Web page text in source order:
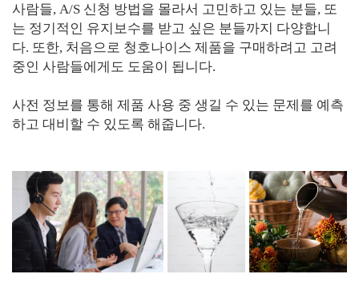
사람들, A/S 신청 방법을 몰라서 고민하고 있는 분들, 또
는 정기적인 유지보수를 받고 싶은 분들까지 다양합니
다. 또한, 처음으로 청호나이스 제품을 구매하려고 고려
중인 사람들에게도 도움이 됩니다.
사전 정보를 통해 제품 사용 중 생길 수 있는 문제를 예측
하고 대비할 수 있도록 해줍니다.